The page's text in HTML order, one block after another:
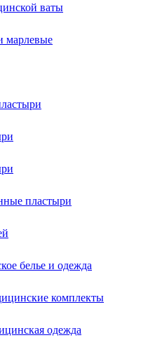
ваты
марлевые
пластыри
белье и одежда
комплекты
одежда